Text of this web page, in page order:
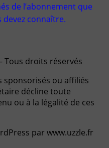
de l’abonnement que
devez connaître.
Tous droits réservés
sponsorisés ou affiliés
décline toute
ou à la légalité de ces
par www.uzzle.fr